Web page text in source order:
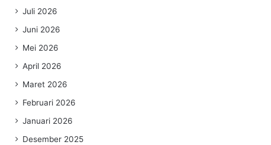
Juli 2026
Juni 2026
Mei 2026
April 2026
Maret 2026
Februari 2026
Januari 2026
Desember 2025